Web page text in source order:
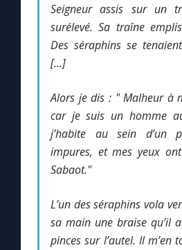
Seigneur assis sur un
surélevé. Sa traîne
Des séraphins se
[...]
Alors je dis : " Malheur à
car je suis un homme
j’habite au sein d’un
impures, et mes yeux
Sabaot."
L’un des séraphins vola
sa main une braise qu’il
pinces sur l’autel. Il m’en